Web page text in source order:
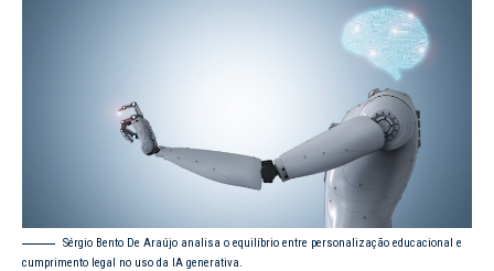
Sérgio Bento De Araújo analisa o equilíbrio entre personalização educacional e
cumprimento legal no uso da IA generativa.